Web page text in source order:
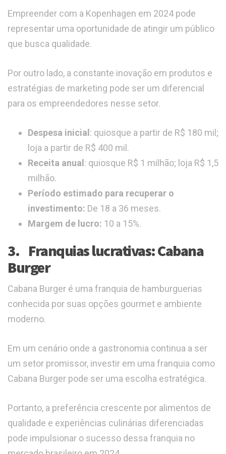
Empreender com a Kopenhagen em 2024 pode
representar uma oportunidade de atingir um público
que busca qualidade.
Por outro lado, a constante inovação em produtos e
estratégias de marketing pode ser um diferencial
para os empreendedores nesse setor.
Despesa inicial : quiosque a partir de R$ 180 mil;
loja a partir de R$ 400 mil.
Receita anual : quiosque R$ 1 milhão; loja R$ 1,5
milhão.
Período estimado para recuperar o
investimento: De 18 a 36 meses.
Margem de lucro: 10 a 15%.
3. Franquias lucrativas: Cabana
Burger
Cabana Burger é uma franquia de hamburguerias
conhecida por suas opções gourmet e ambiente
moderno.
Em um cenário onde a gastronomia continua a ser
um setor promissor, investir em uma franquia como
Cabana Burger pode ser uma escolha estratégica.
Portanto, a preferência crescente por alimentos de
qualidade e experiências culinárias diferenciadas
pode impulsionar o sucesso dessa franquia no